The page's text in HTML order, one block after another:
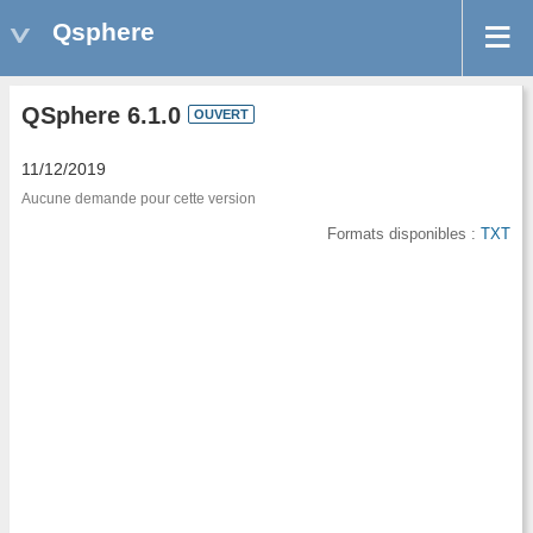
Qsphere
QSphere 6.1.0 OUVERT
11/12/2019
Aucune demande pour cette version
Formats disponibles : TXT